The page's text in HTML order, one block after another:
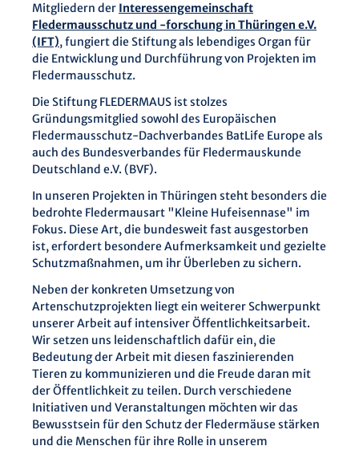
Mitgliedern der Interessengemeinschaft
Fledermausschutz und -forschung in Thüringen e.V.
(IFT), fungiert die Stiftung als lebendiges Organ für
die Entwicklung und Durchführung von Projekten im
Fledermausschutz.
Die Stiftung FLEDERMAUS ist stolzes
Gründungsmitglied sowohl des Europäischen
Fledermausschutz-Dachverbandes BatLife Europe als
auch des Bundesverbandes für Fledermauskunde
Deutschland e.V. (BVF).
In unseren Projekten in Thüringen steht besonders die
bedrohte Fledermausart "Kleine Hufeisennase" im
Fokus. Diese Art, die bundesweit fast ausgestorben
ist, erfordert besondere Aufmerksamkeit und gezielte
Schutzmaßnahmen, um ihr Überleben zu sichern.
Neben der konkreten Umsetzung von
Artenschutzprojekten liegt ein weiterer Schwerpunkt
unserer Arbeit auf intensiver Öffentlichkeitsarbeit.
Wir setzen uns leidenschaftlich dafür ein, die
Bedeutung der Arbeit mit diesen faszinierenden
Tieren zu kommunizieren und die Freude daran mit
der Öffentlichkeit zu teilen. Durch verschiedene
Initiativen und Veranstaltungen möchten wir das
Bewusstsein für den Schutz der Fledermäuse stärken
und die Menschen für ihre Rolle in unserem